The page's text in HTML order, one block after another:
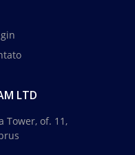
LTD
Tower, of. 11,